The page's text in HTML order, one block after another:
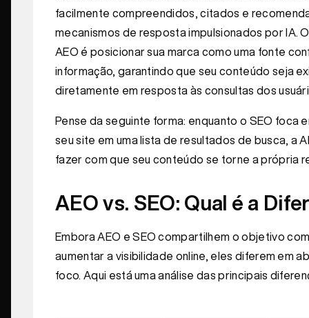
facilmente compreendidos, citados e
mecanismos de resposta impulsionados por IA.
AEO é posicionar sua marca como uma fonte
informação, garantindo que seu conteúdo seja
diretamente em resposta às consultas dos
Pense da seguinte forma: enquanto o SEO foca
seu site em uma lista de resultados de busca, a
fazer com que seu conteúdo se torne a própria
AEO vs. SEO: Qual é a
Embora AEO e SEO compartilhem o objetivo
aumentar a visibilidade online, eles diferem em
foco. Aqui está uma análise das principais